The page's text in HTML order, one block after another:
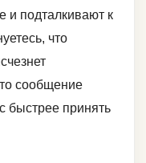
и подталкивают к
что
сообщение
быстрее принять